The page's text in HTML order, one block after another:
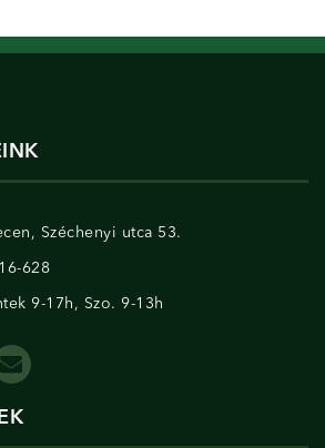
Széchenyi utca 53.
628
9-17h, Szo. 9-13h